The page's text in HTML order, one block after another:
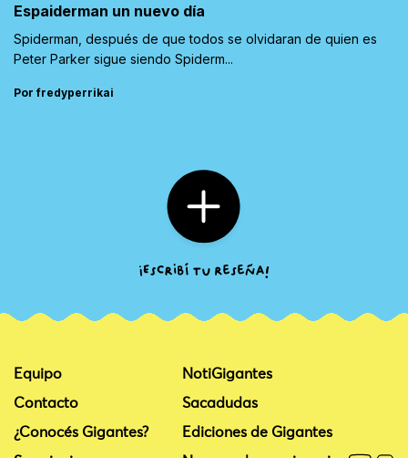
Espaiderman un nuevo día
Spiderman, después de que todos se olvidaran de quien es
Peter Parker sigue siendo Spiderm...
Por fredyperrikai
Equipo
Contacto
¿Conocés Gigantes?
NotiGigantes
Sacadudas
Ediciones de Gigantes